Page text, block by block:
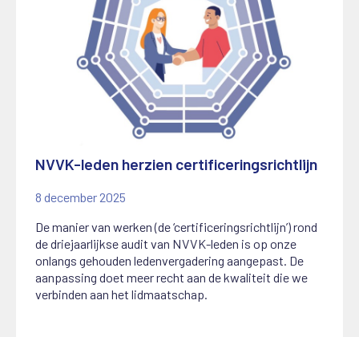
NVVK-leden herzien certificeringsrichtlijn
8 december 2025
De manier van werken (de ‘certificeringsrichtlijn’) rond
de driejaarlijkse audit van NVVK-leden is op onze
onlangs gehouden ledenvergadering aangepast. De
aanpassing doet meer recht aan de kwaliteit die we
verbinden aan het lidmaatschap.